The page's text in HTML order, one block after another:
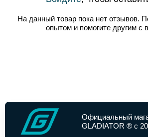
На данный товар пока нет отзывов.
опытом и помогите другим с
Официальный
GLADIATOR ® с